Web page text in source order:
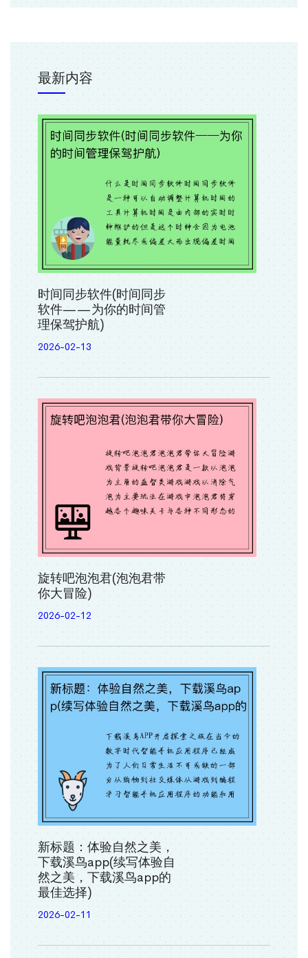
最新内容
时间同步软件(时间同步
软件——为你的时间管
理保驾护航)
2026-02-13
旋转吧泡泡君(泡泡君带
你大冒险)
2026-02-12
新标题：体验自然之美，
下载溪鸟app(续写体验自
然之美，下载溪鸟app的
最佳选择)
2026-02-11